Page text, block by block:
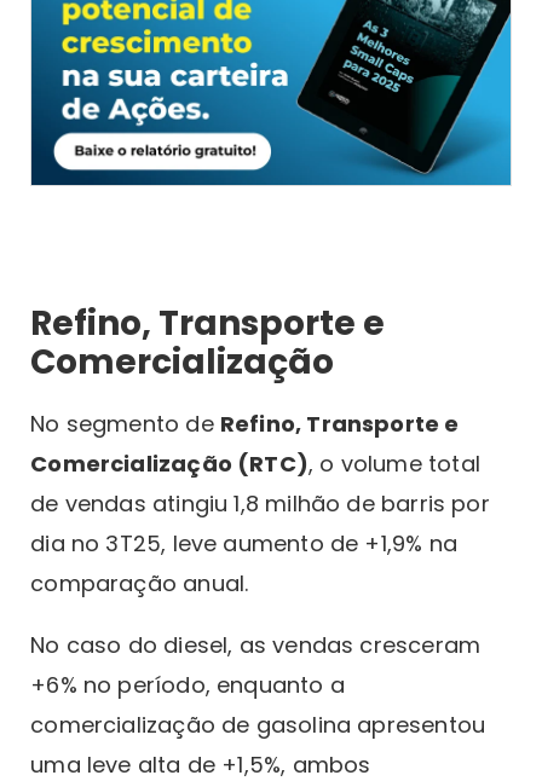
Refino, Transporte e
Comercialização
No segmento de Refino, Transporte e
Comercialização (RTC), o volume total
de vendas atingiu 1,8 milhão de barris por
dia no 3T25, leve aumento de +1,9% na
comparação anual.
No caso do diesel, as vendas cresceram
+6% no período, enquanto a
comercialização de gasolina apresentou
uma leve alta de +1,5%, ambos